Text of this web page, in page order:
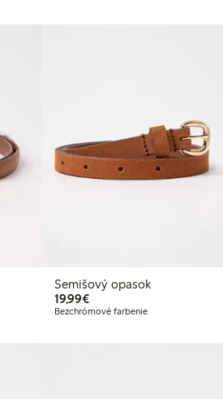
Semišový opasok
19,99€19,99 €
Bezchrómové farbenie